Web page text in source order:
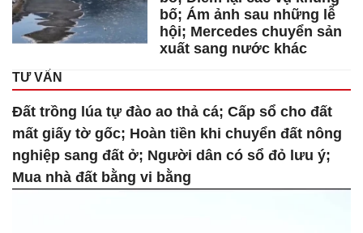
bố; Ám ảnh sau những lễ
hội; Mercedes chuyển sản
xuất sang nước khác
TƯ VẤN
Đất trồng lúa tự đào ao thả cá; Cấp sổ cho đất
mất giấy tờ gốc; Hoàn tiền khi chuyển đất nông
nghiệp sang đất ở; Người dân có sổ đỏ lưu ý;
Mua nhà đất bằng vi bằng